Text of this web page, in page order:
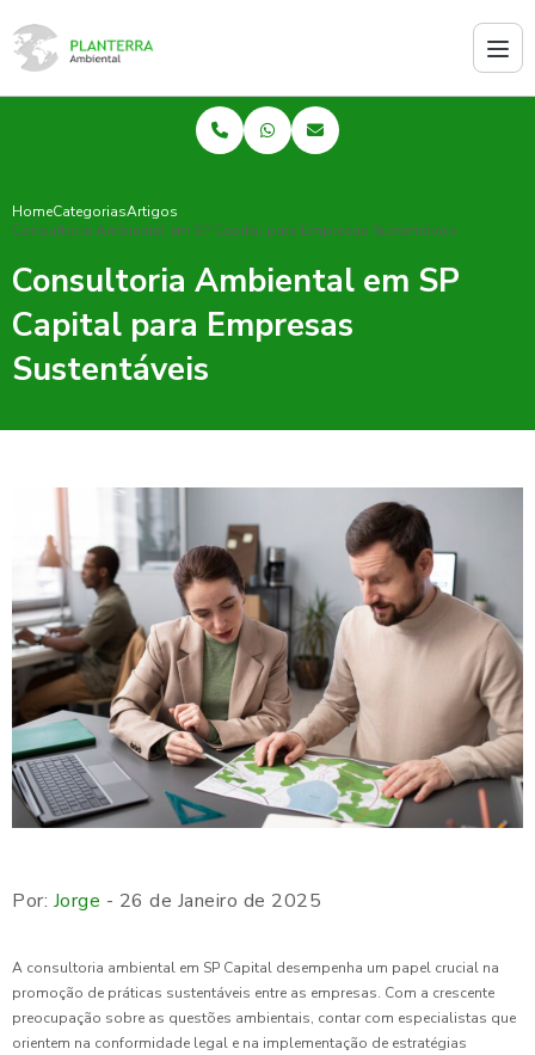
HomeCategoriasArtigos
Consultoria Ambiental em SP Capital para Empresas Sustentáveis
Consultoria Ambiental em SP
Capital para Empresas
Sustentáveis
Por: Jorge - 26 de Janeiro de 2025
A consultoria ambiental em SP Capital desempenha um papel crucial na
promoção de práticas sustentáveis entre as empresas. Com a crescente
preocupação sobre as questões ambientais, contar com especialistas que
orientem na conformidade legal e na implementação de estratégias